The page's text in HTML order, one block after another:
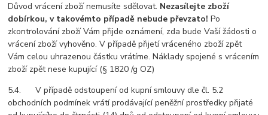
Důvod vrácení zboží nemusíte sdělovat. Nezasílejte zboží
dobírkou, v takovémto případě nebude převzato! Po
zkontrolování zboží Vám přijde oznámení, zda bude Vaší žádosti o
vrácení zboží vyhověno. V případě přijetí vráceného zboží zpět
Vám celou uhrazenou částku vrátíme. Náklady spojené s vrácením
zboží zpět nese kupující (§ 1820 /g OZ)
5.4. V případě odstoupení od kupní smlouvy dle čl. 5.2
obchodních podmínek vrátí prodávající peněžní prostředky přijaté